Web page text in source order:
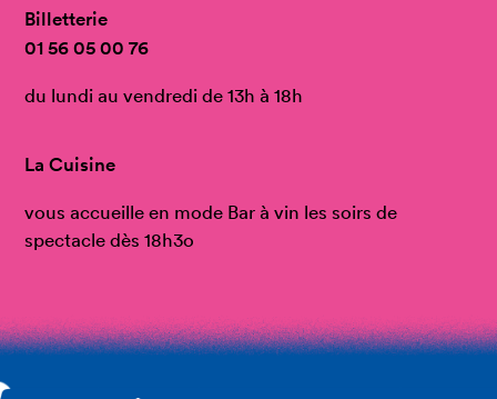
Billetterie
01 56 05 00 76
du lundi au vendredi de 13h à 18h
La Cuisine
vous accueille en mode Bar à vin les soirs de
spectacle dès 18h3o